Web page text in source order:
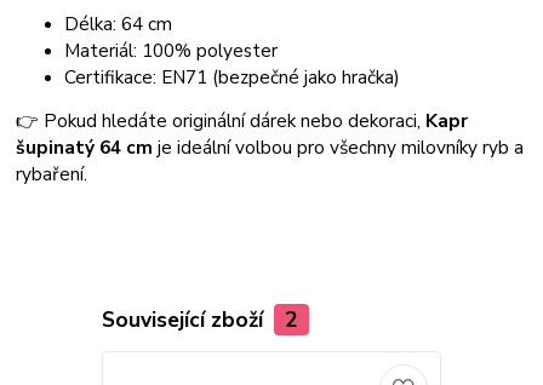
Délka: 64 cm
Materiál: 100% polyester
Certifikace: EN71 (bezpečné jako hračka)
👉 Pokud hledáte originální dárek nebo dekoraci, Kapr
šupinatý 64 cm je ideální volbou pro všechny milovníky ryb a
rybaření.
Související zboží 2